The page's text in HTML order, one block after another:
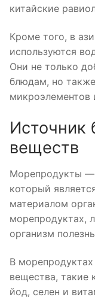
китайские
Кроме того, в
используются
Они не только
блюдам, но
микроэлементов
Источник
веществ
Морепродукты —
который
материалом
морепродуктах,
организм
В
вещества, такие
йод, селен и